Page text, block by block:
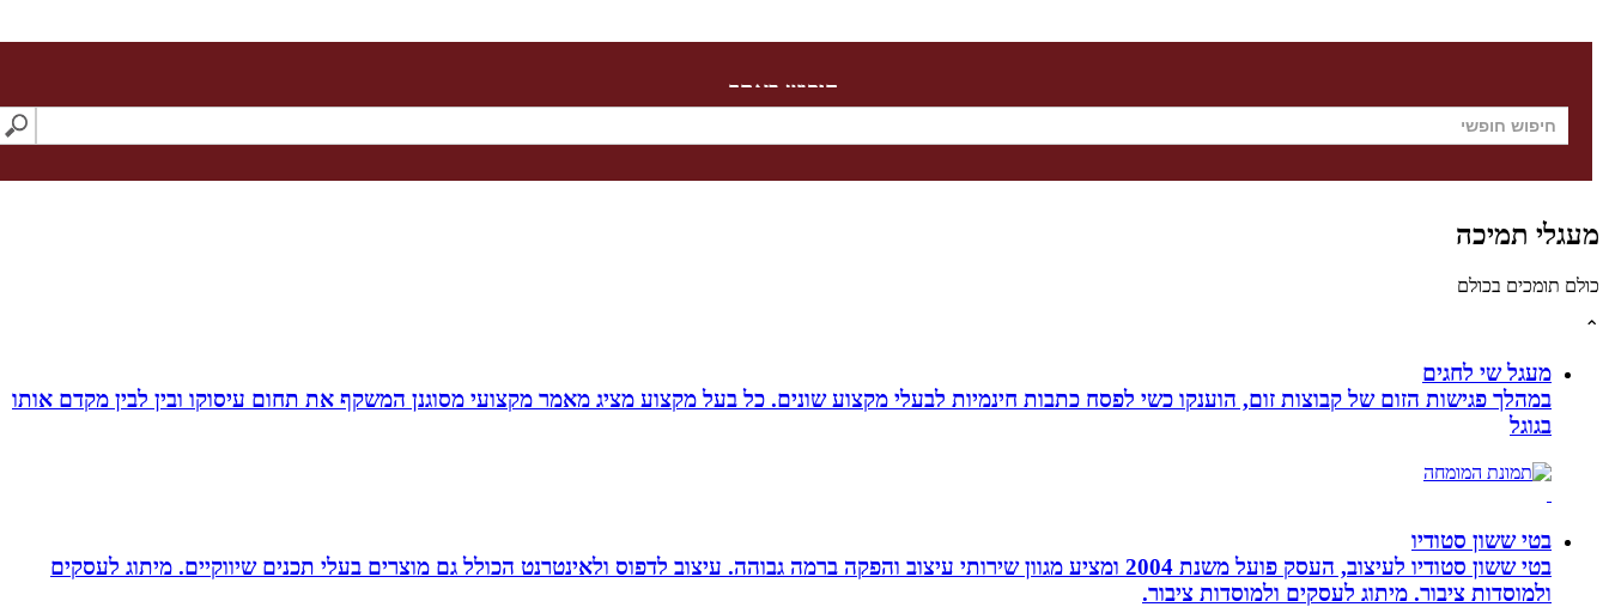
חיפוש באתר
מעגלי תמיכה
כולם תומכים בכולם
⌃
מעגל שי לחגים
במהלך פגישות הזום של קבוצות זום, הוענקו כשי לפסח כתבות חינמיות לבעלי מקצוע שונים. כל בעל מקצוע מציג מאמר מקצועי מסוגנן המשקף את תחום עיסוקו ובין לבין מקדם אותו
בגוגל
בטי ששון סטודיו
בטי ששון סטודיו לעיצוב, העסק פועל משנת 2004 ומציע מגוון שירותי עיצוב והפקה ברמה גבוהה. עיצוב לדפוס ולאינטרנט הכולל גם מוצרים בעלי תכנים שיווקיים. מיתוג לעסקים
ולמוסדות ציבור. מיתוג לעסקים ולמוסדות ציבור.